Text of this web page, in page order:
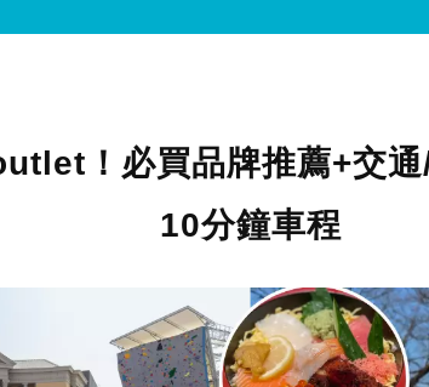
！必買品牌推薦+交
10分鐘車程